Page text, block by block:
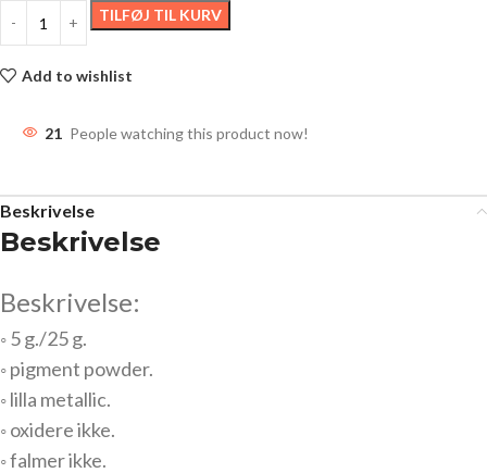
TILFØJ TIL KURV
Add to wishlist
21 People watching this product now!
Beskrivelse
Beskrivelse
Beskrivelse:
◦ 5 g./25 g.
◦ pigment powder.
◦ lilla metallic.
◦ oxidere ikke.
◦ falmer ikke.